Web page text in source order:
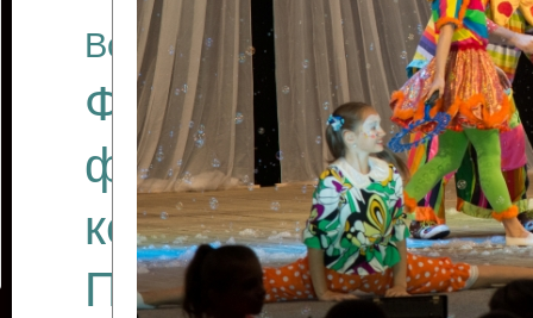
Все отчеты
Финал
фестиваля
коллективов
Приднестровского